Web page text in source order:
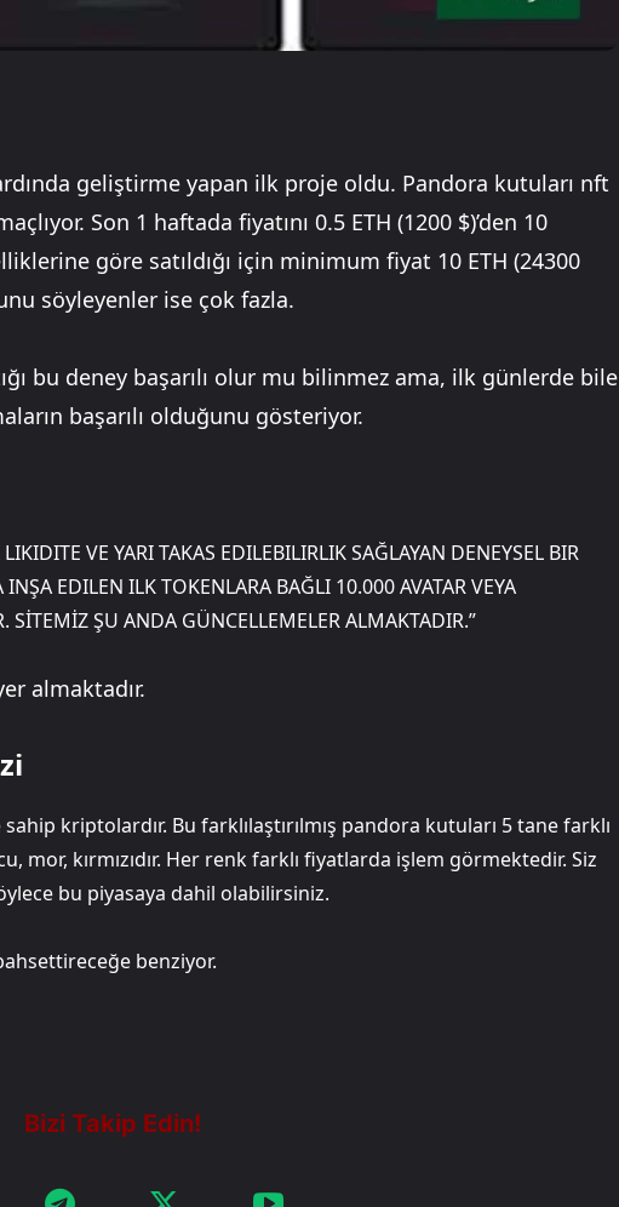
geliştirme yapan ilk proje oldu. Pandora kutuları nft
Son 1 haftada fiyatını 0.5 ETH (1200 $)’den 10
göre satıldığı için minimum fiyat 10 ETH (24300
söyleyenler ise çok fazla.
bu deney başarılı olur mu bilinmez ama, ilk günlerde bile
başarılı olduğunu gösteriyor.
VE YARI TAKAS EDILEBILIRLIK SAĞLAYAN DENEYSEL BIR
EDILEN ILK TOKENLARA BAĞLI 10.000 AVATAR VEYA
SİTEMİZ ŞU ANDA GÜNCELLEMELER ALMAKTADIR.”
almaktadır.
kriptolardır. Bu farklılaştırılmış pandora kutuları 5 tane farklı
mor, kırmızıdır. Her renk farklı fiyatlarda işlem görmektedir. Siz
bu piyasaya dahil olabilirsiniz.
benziyor.